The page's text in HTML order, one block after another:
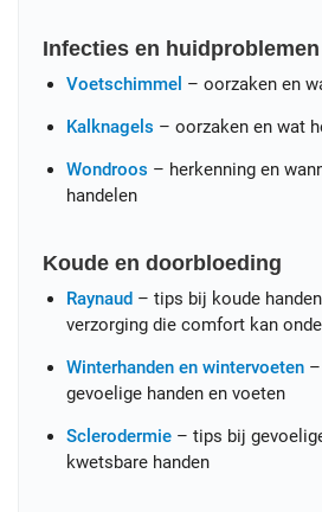
Infecties en huidproblemen
Voetschimmel – oorzaken en
Kalknagels – oorzaken en wat
Wondroos – herkenning en
handelen
Koude en doorbloeding
Raynaud – tips bij koude
verzorging die comfort kan
Winterhanden en wintervoeten
gevoelige handen en voeten
Sclerodermie – tips bij
kwetsbare handen